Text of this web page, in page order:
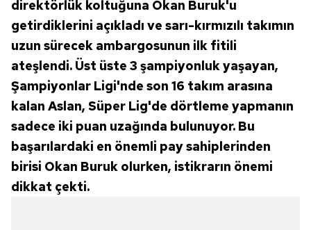
direktörlük koltuğuna Okan Buruk'u
getirdiklerini açıkladı ve sarı-kırmızılı takımın
uzun sürecek ambargosunun ilk fitili
ateşlendi. Üst üste 3 şampiyonluk yaşayan,
Şampiyonlar Ligi'nde son 16 takım arasına
kalan Aslan, Süper Lig'de dörtleme yapmanın
sadece iki puan uzağında bulunuyor. Bu
başarılardaki en önemli pay sahiplerinden
birisi Okan Buruk olurken, istikrarın önemi
dikkat çekti.